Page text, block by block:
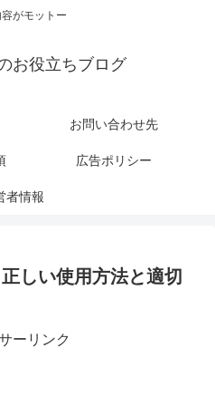
がモットー
お役立ちブログ
お問い合わせ先
広告ポリシー
者情報
しい使用方法と適切
ーリンク